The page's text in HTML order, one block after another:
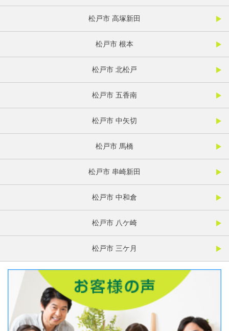
松戸市 高塚新田
松戸市 根本
松戸市 北松戸
松戸市 五香南
松戸市 中矢切
松戸市 馬橋
松戸市 串崎新田
松戸市 中和倉
松戸市 八ケ崎
松戸市 三ケ月